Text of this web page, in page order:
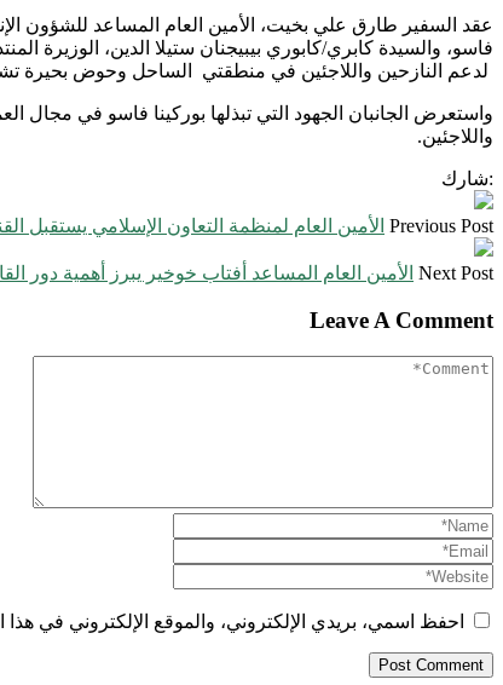
عقد السفير طارق علي بخيت، الأمين العام المساعد للشؤون
لدعم النازحين واللاجئين في منطقتي الساحل وحوض بحيرة
واستعرض الجانبان الجهود التي تبذلها بوركينا فاسو في
واللاجئين.
:شارك
Previous Post الأمين العام لمنظمة التعاون الإسلامي يستقبل
Next Post الأمين العام المساعد أفتاب خوخير يبرز أهمية دور
Leave A Comment
احفظ اسمي، بريدي الإلكتروني، والموقع الإلكتروني في